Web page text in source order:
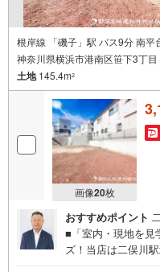
根岸線 「磯子」駅 バス9分 南平
神奈川県横浜市港南区笹下3丁目
土地145.4m2
画像20枚
おすすめポイント
■「室内・現地を見
ズ！当店は二俣川